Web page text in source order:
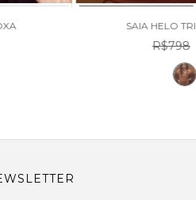
SAIA HELO
R$798